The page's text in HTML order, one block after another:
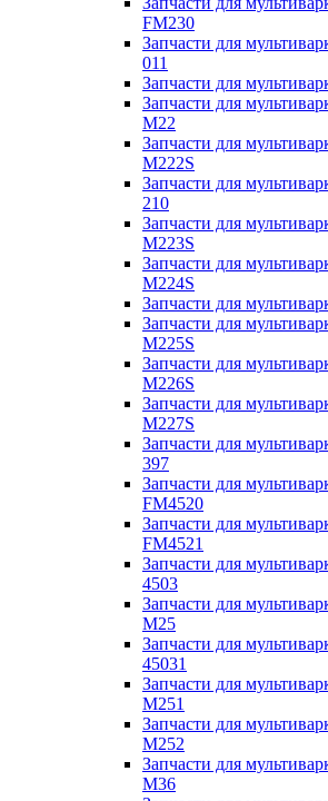
FM230
Запчасти для
011
Запчасти для
Запчасти для
M22
Запчасти для
M222S
Запчасти для
210
Запчасти для
M223S
Запчасти для
M224S
Запчасти для
Запчасти для
M225S
Запчасти для
M226S
Запчасти для
M227S
Запчасти для
397
Запчасти для
FM4520
Запчасти для
FM4521
Запчасти для
4503
Запчасти для
M25
Запчасти для
45031
Запчасти для
M251
Запчасти для
M252
Запчасти для
M36